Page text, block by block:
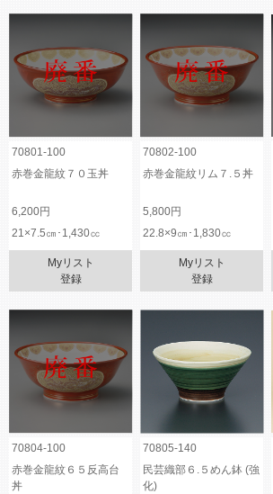
70801-100 70802-100
赤巻金龍紋７０玉丼
赤巻金龍紋リム７.５丼
6,200円
5,800円
21×7.5㎝･1,430㏄
22.8×9㎝･1,830㏄
Myリスト
登録
Myリスト
登録
70804-100 70805-140
赤巻金龍紋６５反高台
丼
民芸織部６.５めん鉢 (強
化)